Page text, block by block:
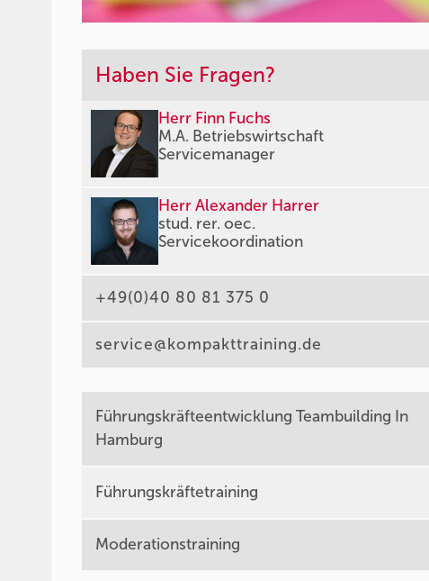
Haben Sie Fragen?
Herr Finn Fuchs
M.A. Betriebswirtschaft
Servicemanager
Herr Alexander Harrer
stud. rer. oec.
Servicekoordination
+49(0)40 80 81 375 0
service@kompakttraining.de
Führungskräfteentwicklung Teambuilding In
Hamburg
Führungskräftetraining
Moderationstraining